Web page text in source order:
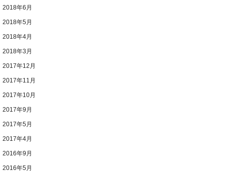
2018年6月
2018年5月
2018年4月
2018年3月
2017年12月
2017年11月
2017年10月
2017年9月
2017年5月
2017年4月
2016年9月
2016年5月